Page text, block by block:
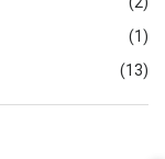
(1)
(13)